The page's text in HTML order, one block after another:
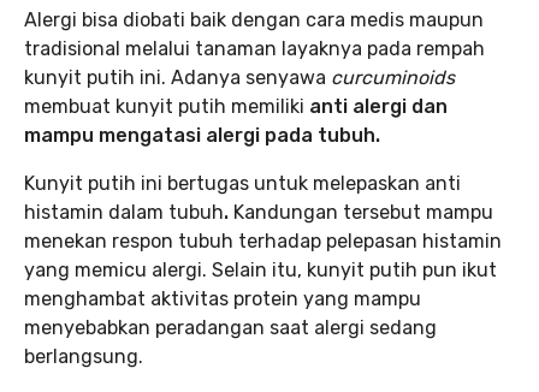
Alergi bisa diobati baik dengan cara medis maupun
tradisional melalui tanaman layaknya pada rempah
kunyit putih ini. Adanya senyawa curcuminoids
membuat kunyit putih memiliki anti alergi dan
mampu mengatasi alergi pada tubuh.
Kunyit putih ini bertugas untuk melepaskan anti
histamin dalam tubuh. Kandungan tersebut mampu
menekan respon tubuh terhadap pelepasan histamin
yang memicu alergi. Selain itu, kunyit putih pun ikut
menghambat aktivitas protein yang mampu
menyebabkan peradangan saat alergi sedang
berlangsung.